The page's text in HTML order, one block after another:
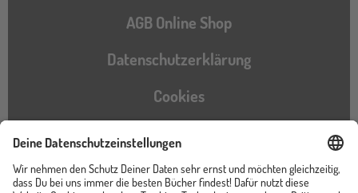
AGB Online Shop
Datenschutzerklärung
Cookies
Barrierefreiheitserklärung